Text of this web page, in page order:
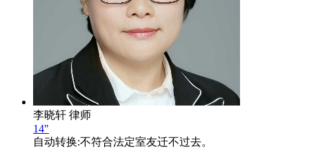
李晓轩 律师
14"
自动转换:不符合法定室友迁不过去。